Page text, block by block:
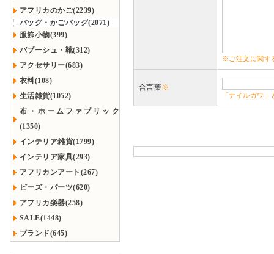
アフリカのかご(2239)
バッグ・かごバッグ(2071)
服飾小物(399)
バブーシュ・靴(312)
アクセサリー(683)
衣料(108)
生活雑貨(1052)
布・ホームファブリック
(1350)
インテリア雑貨(1799)
インテリア家具(293)
アフリカンアート(267)
ビーズ・パーツ(620)
アフリカ楽器(258)
SALE(1448)
ブランド(645)
※ご注文に関す
合言葉※
「ナイルガワ